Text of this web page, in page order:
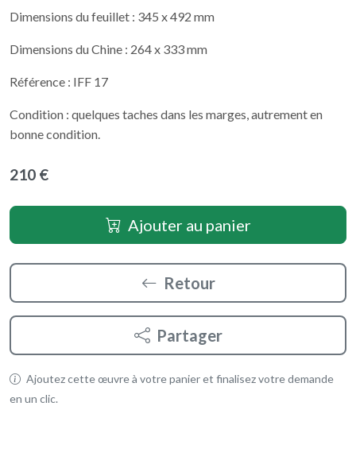
Dimensions du feuillet : 345 x 492 mm
Dimensions du Chine : 264 x 333 mm
Référence : IFF 17
Condition : quelques taches dans les marges, autrement en
bonne condition.
210 €
Ajouter au panier
Retour
Partager
Ajoutez cette œuvre à votre panier et finalisez votre demande
en un clic.